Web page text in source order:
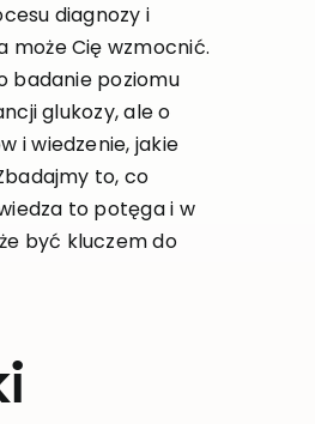
diagnozy i
może Cię wzmocnić.
badanie poziomu
glukozy, ale o
i wiedzenie, jakie
to, co
to potęga i w
być kluczem do